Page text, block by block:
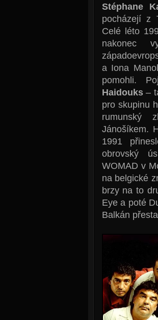
Stéphane
pocházejí z
Celé léto
nakonec
a Iona
pomohli.
Haidouks–
pro skupinu
rumunský
Jánošíkem.
1991
obrovský
WOMAD v
na belgické
brzy na to
Eye a poté
Balkán